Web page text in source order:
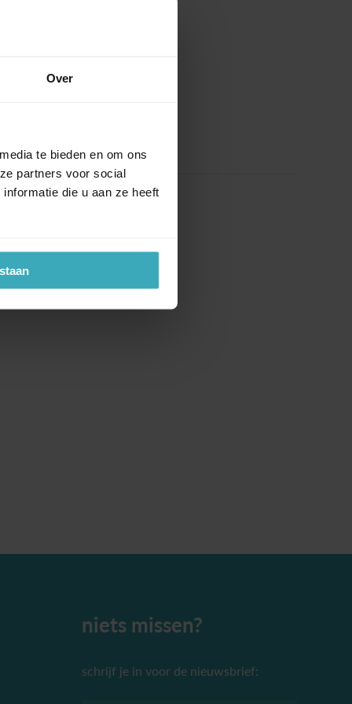
Over
te bieden en om ons
partners voor social
die u aan ze heeft
niets missen?
schrijf je in voor de nieuwsbrief: